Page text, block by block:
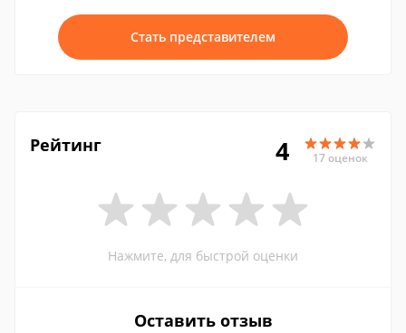
Стать представителем
Рейтинг 4 17 оценок
Нажмите, для быстрой оценки
Оставить отзыв